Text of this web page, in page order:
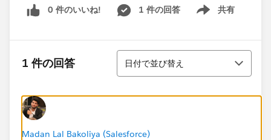
0 件のいいね! 1 件の回答 共有
Show menu
1 件の回答
並び替え
日付で並び替え
Madan Lal Bakoliya (Salesforce)